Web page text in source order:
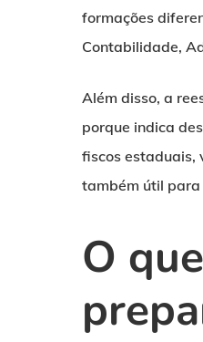
formações
Contabilidade,
Além disso, a
porque indica
fiscos estaduais,
também útil para
O